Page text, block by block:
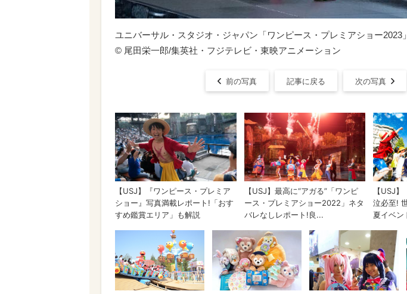
ユニバーサル・スタジオ・ジャパン「ワンピース・プレミアショー2023」
© 尾田栄一郎/集英社・フジテレビ・東映アニメーション
前の写真 記事に戻る 次の写真